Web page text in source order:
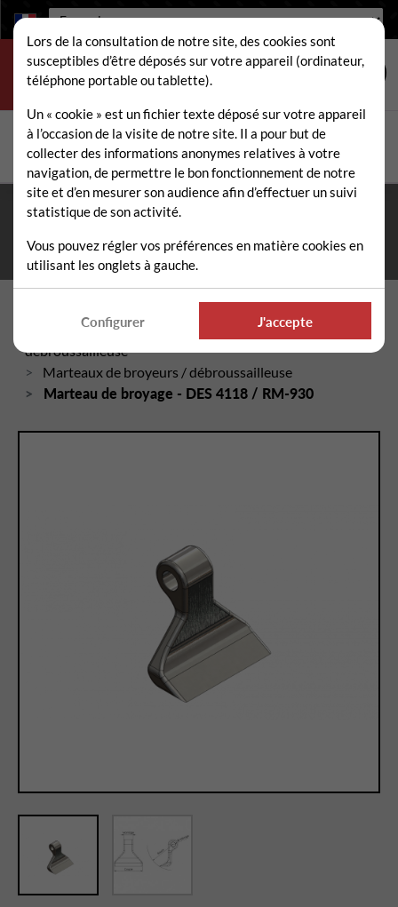
Langue :
Rechercher
Fermeture estivale du 10 au 21 août 2026
téléphonique et administrative assurée durant tout l'été. ☀️
Pièces détachées broyeur / gyrobroyeur /
débroussailleuse
Marteaux de broyeurs / débroussailleuse
Marteau de broyage - DES 4118 / RM-930
Lors de la consultation de notre site, des cookies sont
susceptibles d’être déposés sur votre appareil (ordinateur,
téléphone portable ou tablette).
Un « cookie » est un fichier texte déposé sur votre appareil
à l’occasion de la visite de notre site. Il a pour but de
collecter des informations anonymes relatives à votre
navigation, de permettre le bon fonctionnement de notre
site et d’en mesurer son audience afin d’effectuer un suivi
statistique de son activité.
Vous pouvez régler vos préférences en matière cookies en
utilisant les onglets à gauche.
Configurer J'accepte